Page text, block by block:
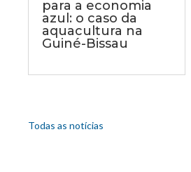
para a economia
azul: o caso da
aquacultura na
Guiné-Bissau
Todas as notícias